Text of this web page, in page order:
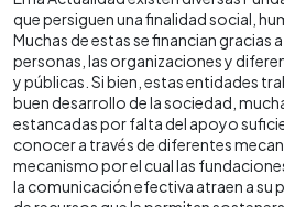
que persiguen una finalidad social,
Muchas de estas se financian gracias
personas, las organizaciones y
y públicas. Si bien, estas entidades
buen desarrollo de la sociedad,
estancadas por falta del apoyo
conocer a través de diferentes
mecanismo por el cual las
la comunicación efectiva atraen a su